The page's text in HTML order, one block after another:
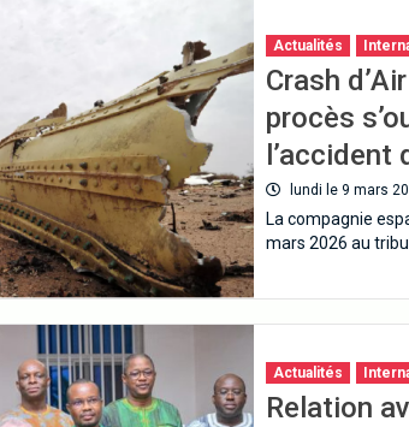
Actualités
Crash
procès
lundi le 9 mars
La compagnie
mars 2026 au
Actualités
Relation
Inscrivez-vous à notre newsletter pour recevoir